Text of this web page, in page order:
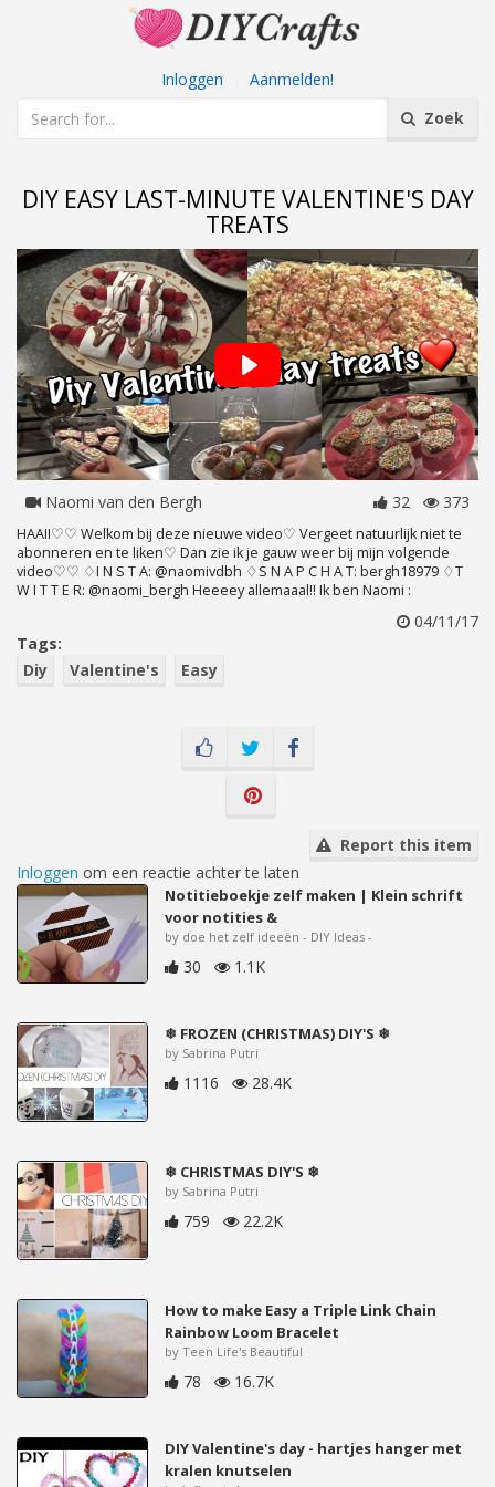
Inloggen
Aanmelden!
Zoek
DIY EASY LAST-MINUTE VALENTINE'S DAY
TREATS
Naomi van den Bergh 32 373
HAAII♡♡ Welkom bij deze nieuwe video♡ Vergeet natuurlijk niet te
abonneren en te liken♡ Dan zie ik je gauw weer bij mijn volgende
video♡♡ ♢I N S T A: @naomivdbh ♢S N A P C H A T: bergh18979 ♢T
W I T T E R: @naomi_bergh Heeeey allemaaal!! Ik ben Naomi :
04/11/17
Tags:
Diy
Valentine's Easy
Report this item
Inloggen om een reactie achter te laten
Notitieboekje zelf maken | Klein schrift
voor notities &
by doe het zelf ideeën - DIY Ideas -
30 1.1K
❄ FROZEN (CHRISTMAS) DIY'S ❄
by Sabrina Putri
1116 28.4K
❄ CHRISTMAS DIY'S ❄
by Sabrina Putri
759 22.2K
How to make Easy a Triple Link Chain
Rainbow Loom Bracelet
by Teen Life's Beautiful
78 16.7K
DIY Valentine's day - hartjes hanger met
kralen knutselen